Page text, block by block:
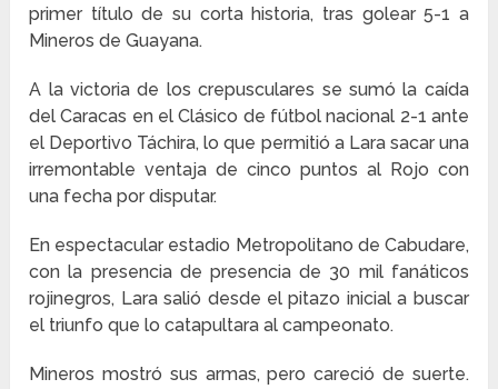
primer título de su corta historia, tras golear 5-1 a
Mineros de Guayana.
A la victoria de los crepusculares se sumó la caída
del Caracas en el Clásico de fútbol nacional 2-1 ante
el Deportivo Táchira, lo que permitió a Lara sacar una
irremontable ventaja de cinco puntos al Rojo con
una fecha por disputar.
En espectacular estadio Metropolitano de Cabudare,
con la presencia de presencia de 30 mil fanáticos
rojinegros, Lara salió desde el pitazo inicial a buscar
el triunfo que lo catapultara al campeonato.
Mineros mostró sus armas, pero careció de suerte.